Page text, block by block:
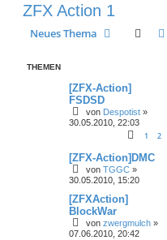
ZFX Action 1
Neues Thema Suche
THEMEN
[ZFX-Action]
FSDSD
von Despotist »
30.05.2010, 22:03
1 2
[ZFX-Action]DMC
von TGGC »
30.05.2010, 15:20
[ZFXAction]
BlockWar
von zwergmulch »
07.06.2010, 20:42